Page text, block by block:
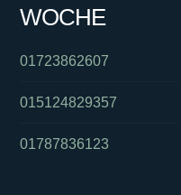
WOCHE
01723862607
015124829357
01787836123